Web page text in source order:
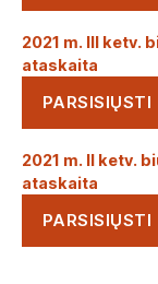
2021 m. III ketv.
ataskaita
PARSISIŲSTI
2021 m. II ketv.
ataskaita
PARSISIŲSTI